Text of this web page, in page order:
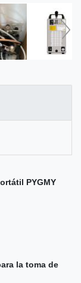
PYGMY
la toma de